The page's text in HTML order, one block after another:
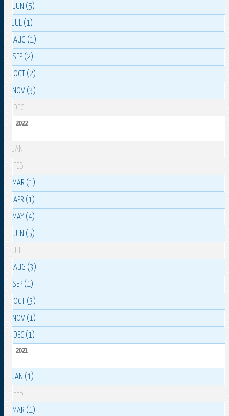
JUN (5)
JUL (1)
AUG (1)
SEP (2)
OCT (2)
NOV (3)
DEC
2022
JAN
FEB
MAR (1)
APR (1)
MAY (4)
JUN (5)
JUL
AUG (3)
SEP (1)
OCT (3)
NOV (1)
DEC (1)
2021
JAN (1)
FEB
MAR (1)